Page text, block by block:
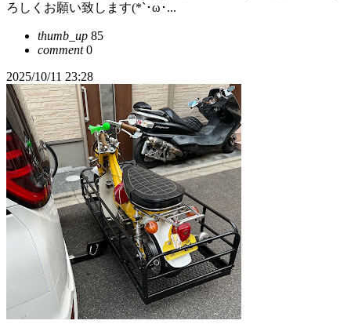
ろしくお願い致します(*`･ω･...
thumb_up 85
comment0
2025/10/11 23:28